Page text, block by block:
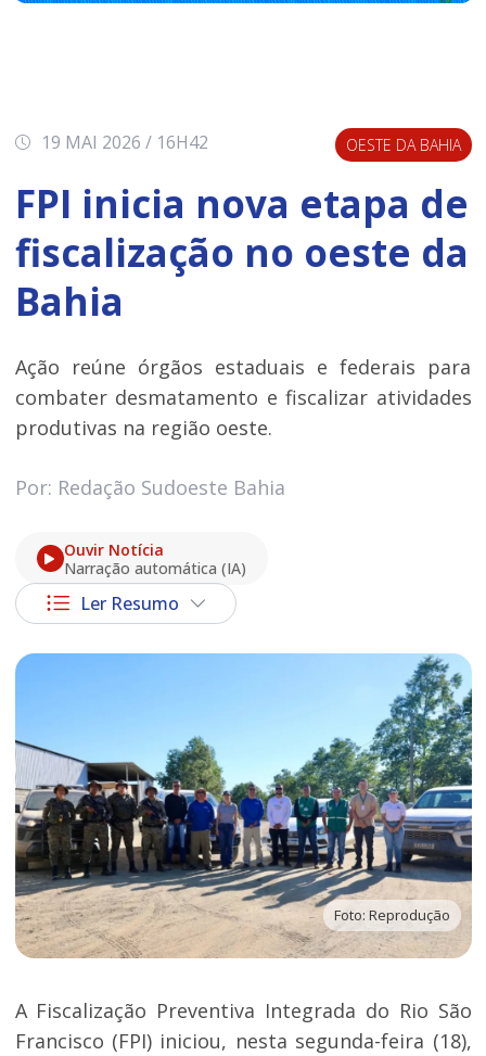
19 MAI 2026 / 16H42 OESTE DA BAHIA
FPI inicia nova etapa de
fiscalização no oeste da
Bahia
Ação reúne órgãos estaduais e federais para
combater desmatamento e fiscalizar atividades
produtivas na região oeste.
Por: Redação Sudoeste Bahia
Ouvir Notícia
Narração automática (IA)
Ler Resumo
Foto: Reprodução
A Fiscalização Preventiva Integrada do Rio São
Francisco (FPI) iniciou, nesta segunda-feira (18),